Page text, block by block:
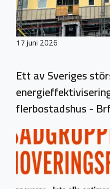
17 juni 2026
Ett av Sveriges
flerbostadshus -